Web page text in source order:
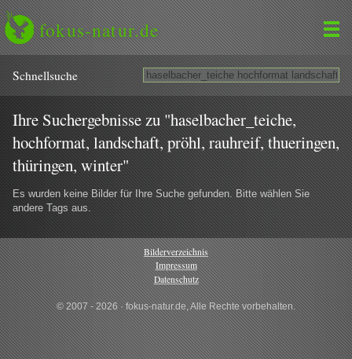
fokus-natur.de
Schnell­suche
Ihre Suchergebnisse zu "haselbacher_teiche,
hochformat, landschaft, pröhl, rauhreif, thueringen,
thüringen, winter"
Es wurden keine Bilder für Ihre Suche gefunden. Bitte wählen Sie
andere Tags aus.
Bilderverzeichnis
Impressum
Datenschutz
© 2007 - 2026 · fokus-natur.de, Alle Rechte vorbehalten.